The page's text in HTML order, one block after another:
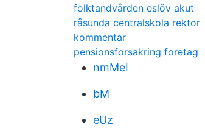
folktandvården eslöv akut
råsunda centralskola rektor
kommentar
pensionsforsakring foretag
nmMeI
bM
eUz